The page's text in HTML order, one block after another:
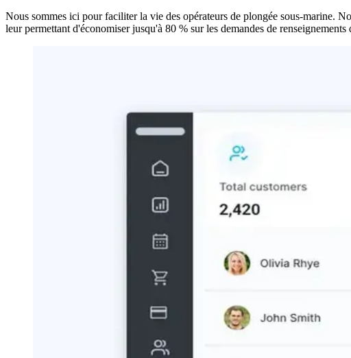
Nous sommes ici pour faciliter la vie des opérateurs de plongée sous-marine.
leur permettant d'économiser jusqu'à 80 % sur les demandes de